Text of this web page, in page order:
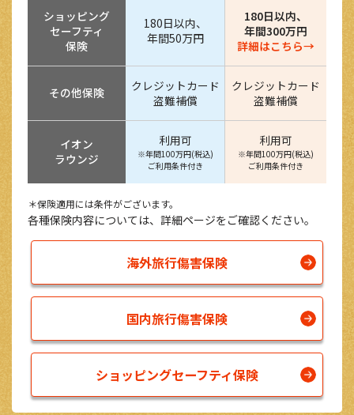
ショッピング
セーフティ
保険
180日以内、
年間50万円
180日以内、
年間300万円
詳細はこちら→
その他保険
クレジットカード
盗難補償
クレジットカード
盗難補償
イオン
ラウンジ
利用可
※年間100万円(税込)
ご利用条件付き
利用可
※年間100万円(税込)
ご利用条件付き
＊保険適用には条件がございます。
各種保険内容については、詳細ページをご確認ください。
海外旅行傷害保険
国内旅行傷害保険
ショッピングセーフティ保険